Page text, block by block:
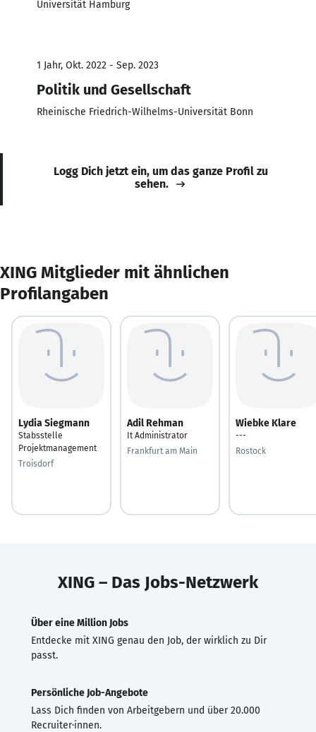
Universität Hamburg
1 Jahr, Okt. 2022 - Sep. 2023
Politik und Gesellschaft
Rheinische Friedrich-Wilhelms-Universität Bonn
Logg Dich jetzt ein, um das ganze Profil zu
sehen.
XING Mitglieder mit ähnlichen
Profilangaben
Lydia Siegmann
Stabsstelle
Projektmanagement
Troisdorf
Adil Rehman
It Administrator
Frankfurt am Main
Wiebke Klare
---
Rostock
XING – Das Jobs-Netzwerk
Über eine Million Jobs
Entdecke mit XING genau den Job, der wirklich zu Dir
passt.
Persönliche Job-Angebote
Lass Dich finden von Arbeitgebern und über 20.000
Recruiter·innen.